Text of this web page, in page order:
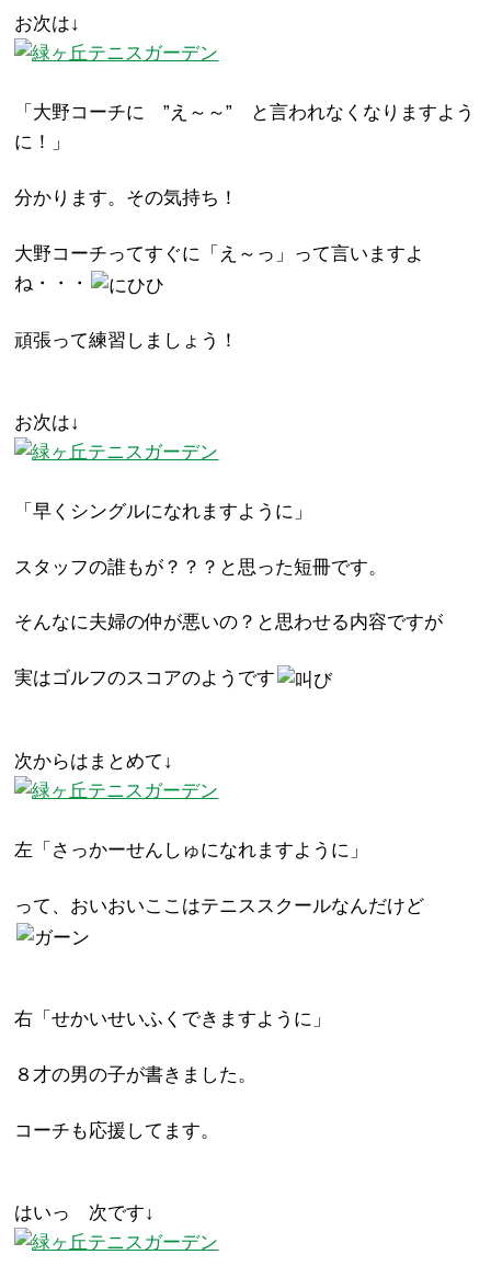
お次は↓
「大野コーチに ”え～～” と言われなくなりますよう
に！」
分かります。その気持ち！
大野コーチってすぐに「え～っ」って言いますよ
ね・・・
頑張って練習しましょう！
お次は↓
「早くシングルになれますように」
スタッフの誰もが？？？と思った短冊です。
そんなに夫婦の仲が悪いの？と思わせる内容ですが
実はゴルフのスコアのようです
次からはまとめて↓
左「さっかーせんしゅになれますように」
って、おいおいここはテニススクールなんだけど
右「せかいせいふくできますように」
８才の男の子が書きました。
コーチも応援してます。
はいっ 次です↓